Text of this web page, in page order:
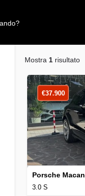
Mostra 1 risultato
Porsche Macan
3.0 S
€37.900